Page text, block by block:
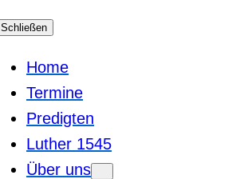
Schließen
Home
Termine
Predigten
Luther 1545
Über uns